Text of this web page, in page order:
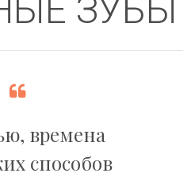
ЗУБЫ
времена
способов